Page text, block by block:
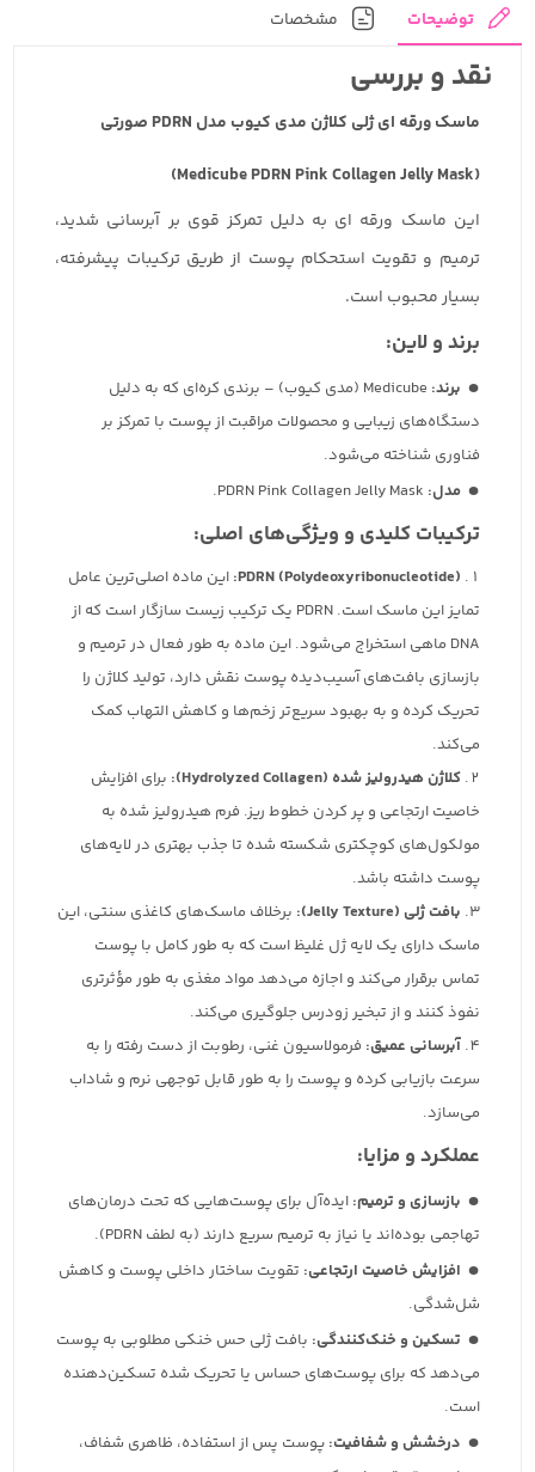
توضیحات مشخصات
نقد و بررسی
ماسک ورقه ای ژلی کلاژن مدی کیوب مدل PDRN صورتی
(Medicube PDRN Pink Collagen Jelly Mask)
این ماسک ورقه ای به دلیل تمرکز قوی بر آبرسانی شدید،
ترمیم و تقویت استحکام پوست از طریق ترکیبات پیشرفته،
بسیار محبوب است.
برند و لاین:
برند:
Medicube (مدی کیوب) – برندی کره‌ای که به دلیل
دستگاه‌های زیبایی و محصولات مراقبت از پوست با تمرکز بر
فناوری شناخته می‌شود.
مدل:
ترکیبات کلیدی و ویژگی‌های اصلی:
PDRN (Polydeoxyribonucleotide): این ماده اصلی‌ترین عامل
تمایز این ماسک است. PDRN یک ترکیب زیست سازگار است که از
DNA ماهی استخراج می‌شود. این ماده به طور فعال در ترمیم و
بازسازی بافت‌های آسیب‌دیده پوست نقش دارد، تولید کلاژن را
تحریک کرده و به بهبود سریع‌تر زخم‌ها و کاهش التهاب کمک
می‌کند.
کلاژن هیدرولیز شده (Hydrolyzed Collagen):
برای افزایش
خاصیت ارتجاعی و پر کردن خطوط ریز. فرم هیدرولیز شده به
مولکول‌های کوچکتری شکسته شده تا جذب بهتری در لایه‌های
پوست داشته باشد.
بافت ژلی (Jelly Texture):
برخلاف ماسک‌های کاغذی سنتی، این
ماسک دارای یک لایه ژل غلیظ است که به طور کامل با پوست
تماس برقرار می‌کند و اجازه می‌دهد مواد مغذی به طور مؤثرتری
نفوذ کنند و از تبخیر زودرس جلوگیری می‌کند.
آبرسانی عمیق: فرمولاسیون غنی، رطوبت از دست رفته را به
سرعت بازیابی کرده و پوست را به طور قابل توجهی نرم و شاداب
می‌سازد.
عملکرد و مزایا:
بازسازی و ترمیم: ایده‌آل برای پوست‌هایی که تحت درمان‌های
تهاجمی بوده‌اند یا نیاز به ترمیم سریع دارند (به لطف PDRN).
افزایش خاصیت ارتجاعی: تقویت ساختار داخلی پوست و کاهش
شل‌شدگی.
تسکین و خنک‌کنندگی: بافت ژلی حس خنکی مطلوبی به پوست
می‌دهد که برای پوست‌های حساس یا تحریک شده تسکین‌دهنده
است.
درخشش و شفافیت: پوست پس از استفاده، ظاهری شفاف،